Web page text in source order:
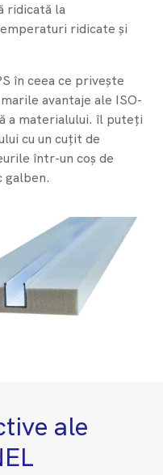
ridicată la
ridicate și
în ceea ce privește
avantaje ale ISO-
a materialului. îl puteți
cu un cuțit de
într-un coș de
galben.
ale